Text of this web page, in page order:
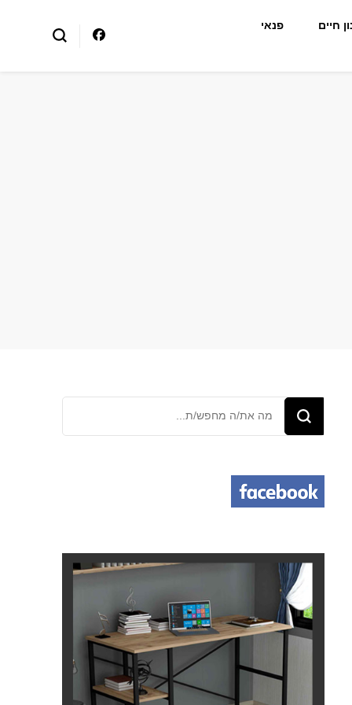
חיים פנאי
מחפש/ת
משהו?